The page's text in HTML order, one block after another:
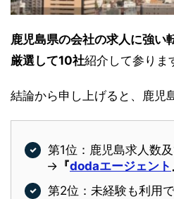
鹿児島県の会社の求人に強
厳選して10社紹介して参りま
結論から申し上げると、鹿児
第1位：鹿児島求人数
→ 『dodaエージェント
第2位：未経験も利用